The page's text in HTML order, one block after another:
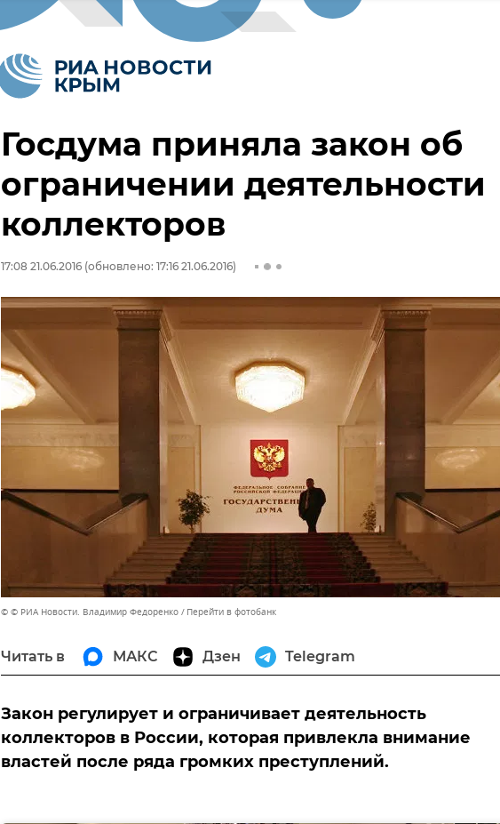
Госдума приняла закон об
ограничении деятельности
коллекторов
17:08 21.06.2016 (обновлено: 17:16 21.06.2016)
© © РИА Новости. Владимир Федоренко Перейти в фотобанк
Читать в МАКС Дзен Telegram
Закон регулирует и ограничивает деятельность
коллекторов в России, которая привлекла внимание
властей после ряда громких преступлений.